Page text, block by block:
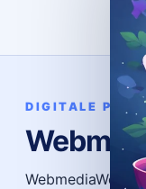
DIGITALE
WebmediaWerk